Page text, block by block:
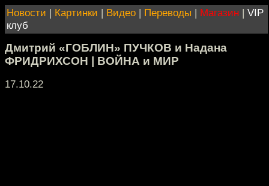
Новости | Картинки | Видео | Переводы | Магазин | VIP
клуб
Дмитрий «ГОБЛИН» ПУЧКОВ и Надана
ФРИДРИХСОН | ВОЙНА и МИР
17.10.22